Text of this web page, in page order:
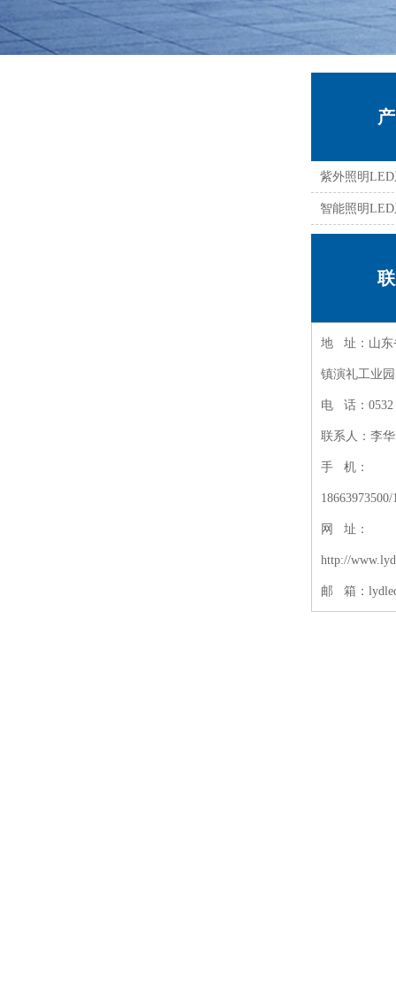
紫外照明
智能照明
地 址：山东
镇演礼工业园
电 话：0532
联系人：李华
手 机：
18663973500/
网 址：
http://
邮 箱：